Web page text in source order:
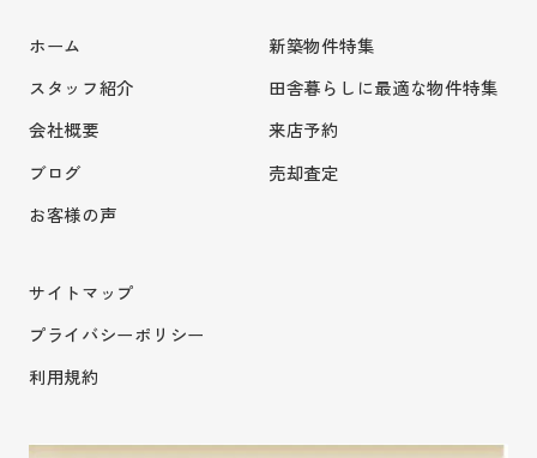
ホーム
スタッフ紹介
会社概要
ブログ
お客様の声
新築物件特集
田舎暮らしに最適な物件特集
来店予約
売却査定
サイトマップ
プライバシーポリシー
利用規約